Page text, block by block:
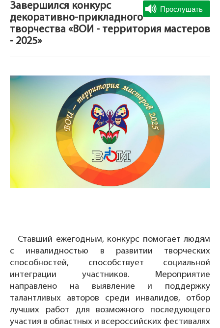
Завершился конкурс
декоративно-прикладного
творчества «ВОИ - территория мастеров
- 2025»
Ставший ежегодным, конкурс помогает людям
с инвалидностью в развитии творческих
способностей, способствует социальной
интеграции участников. Мероприятие
направлено на выявление и поддержку
талантливых авторов среди инвалидов, отбор
лучших работ для возможного последующего
участия в областных и всероссийских фестивалях